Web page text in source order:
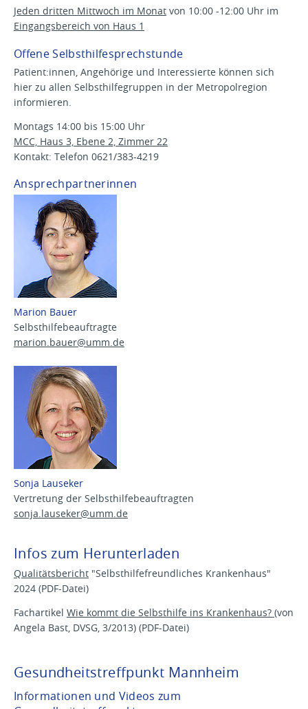
Jeden dritten Mittwoch im Monat von 10:00 -12:00 Uhr im
Eingangsbereich von Haus 1
Offene Selbsthilfesprechstunde
Patient:innen, Angehörige und Interessierte können sich
hier zu allen Selbsthilfegruppen in der Metropolregion
informieren.
Montags 14:00 bis 15:00 Uhr
MCC, Haus 3, Ebene 2, Zimmer 22
Kontakt: Telefon 0621/383-4219
Ansprechpartnerinnen
Marion Bauer
Selbsthilfebeauftragte
marion.bauer@umm.de
Sonja Lauseker
Vertretung der Selbsthilfebeauftragten
sonja.lauseker@umm.de
Infos zum Herunterladen
Qualitätsbericht "Selbsthilfefreundliches Krankenhaus"
2024 (PDF-Datei)
Fachartikel Wie kommt die Selbsthilfe ins Krankenhaus? (von
Angela Bast, DVSG, 3/2013) (PDF-Datei)
Gesundheitstreffpunkt Mannheim
Informationen und Videos zum